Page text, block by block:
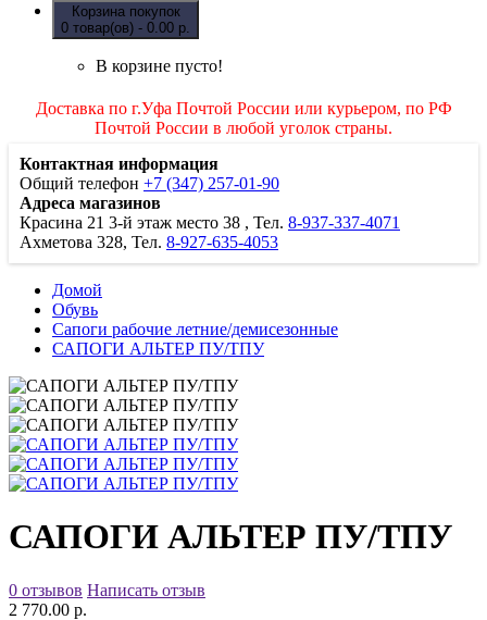
Корзина покупок
0 товар(ов) - 0.00 р.
В корзине пусто!
Доставка по г.Уфа Почтой России или курьером, по РФ
Почтой России в любой уголок страны.
Контактная информация
Общий телефон +7 (347) 257-01-90
Адреса магазинов
Красина 21 3-й этаж место 38 , Тел. 8-937-337-4071
Ахметова 328, Тел. 8-927-635-4053
Домой
Обувь
Сапоги рабочие летние/демисезонные
САПОГИ АЛЬТЕР ПУ/ТПУ
САПОГИ АЛЬТЕР ПУ/ТПУ
0 отзывов Написать отзыв
2 770.00 р.